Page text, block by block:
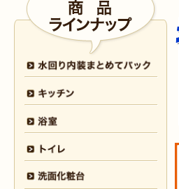
2026年4月6日
リフォー
2026年3月25日
内装リフォーム
2026年3月12日
リフ
2026年3月12日
浴室 リフォーム
2026年3月5日
リフォ
2026年3月2日
浴室リフォーム
2026年2月23日
リフォ
2026年2月6日
リフ